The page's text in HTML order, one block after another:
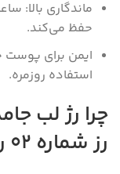
ماندگاری بالا:
حفظ می‌کند.
ایمن برای پوست
استفاده روزمره.
رز شماره 02 را انتخاب کنیم؟